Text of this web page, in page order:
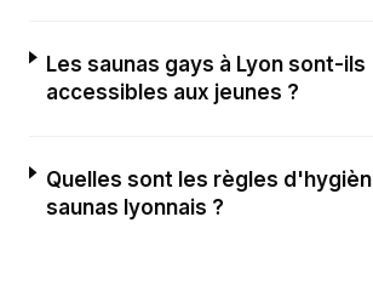
Les saunas gays à Lyon sont-ils
accessibles aux jeunes ?
Quelles sont les règles
saunas lyonnais ?